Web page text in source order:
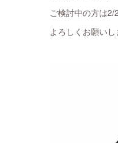
ご検討中の方は2/
よろしくお願いし